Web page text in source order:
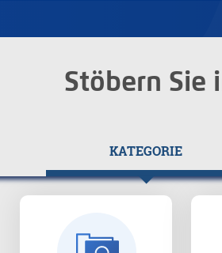
Stöbern Sie
KATEGORIE